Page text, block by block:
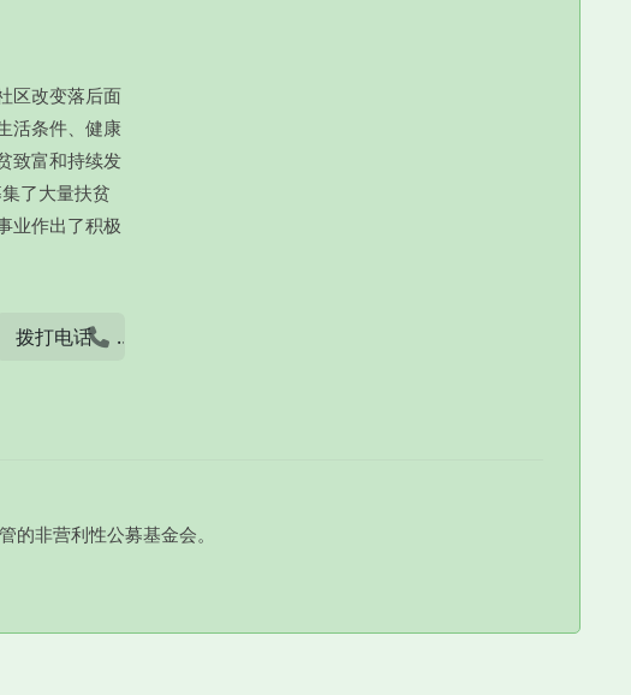
区改变落后面
活条件、健康
致富和持续发
了大量扶贫
业作出了积极
拨打电话
非营利性公募基金会。